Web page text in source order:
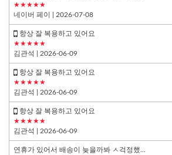
★★★★★
네이버 페이 | 2026-07-08
항상 잘 복용하고 있어요
★★★★★
김관석 | 2026-06-09
항상 잘 복용하고 있어요
★★★★★
김관석 | 2026-06-09
항상 잘 복용하고 있어요
★★★★★
김관석 | 2026-06-09
연휴가 있어서 배송이 늦을까봐 ㅅ걱정했...